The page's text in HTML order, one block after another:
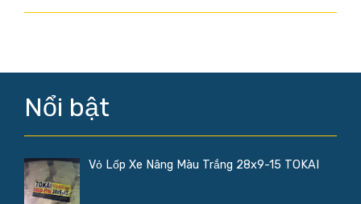
Nổi bật
Vỏ Lốp Xe Nâng Màu Trắng 28x9-15 TOKAI